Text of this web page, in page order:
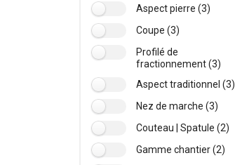
Aspect pierre (3)
Coupe (3)
Profilé de
fractionnement (3)
Aspect traditionnel (3)
Nez de marche (3)
Couteau | Spatule (2)
Gamme chantier (2)